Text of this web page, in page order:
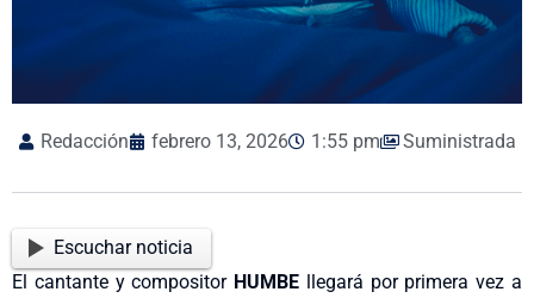
Redacción febrero 13, 2026 1:55 pm Suministrada
Escuchar noticia
El cantante y compositor HUMBE llegará por primera vez a